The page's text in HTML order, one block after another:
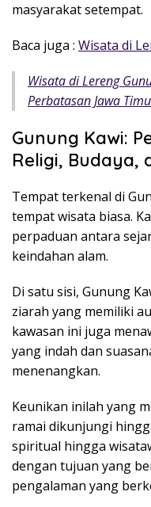
masyarakat setempat.
Baca juga : Wisata di
Wisata di Lereng
Perbatasan Jawa
Gunung Kawi:
Religi, Budaya,
Tempat terkenal di
tempat wisata biasa.
perpaduan antara
keindahan alam.
Di satu sisi, Gunung
ziarah yang memiliki
kawasan ini juga
yang indah dan
menenangkan.
Keunikan inilah yang
ramai dikunjungi
spiritual hingga
dengan tujuan yang
pengalaman yang